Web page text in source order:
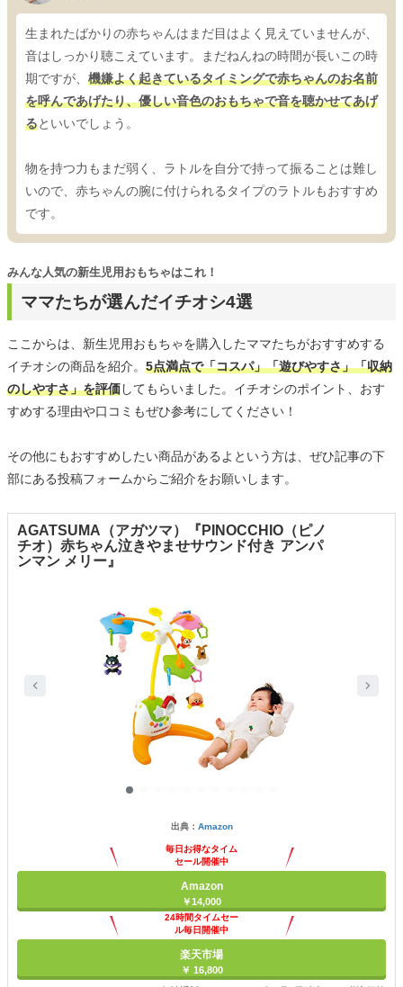
生まれたばかりの赤ちゃんはまだ目はよく見えていませんが、
音はしっかり聴こえています。まだねんねの時間が長いこの時
期ですが、 機嫌よく起きているタイミングで赤ちゃんのお名前
を呼んであげたり、優しい音色のおもちゃで音を聴かせてあげ
るといいでしょう。
物を持つ力もまだ弱く、ラトルを自分で持って振ることは難し
いので、赤ちゃんの腕に付けられるタイプのラトルもおすすめ
です。
ママたちが選んだイチオシ4選
みんな人気の新生児用おもちゃはこれ！
ここからは、新生児用おもちゃを購入したママたちがおすすめする
イチオシの商品を紹介。 5点満点で「コスパ」「遊びやすさ」「収納
のしやすさ」を評価してもらいました。イチオシのポイント、おす
すめする理由や口コミもぜひ参考にしてください！
その他にもおすすめしたい商品があるよという方は、ぜひ記事の下
部にある投稿フォームからご紹介をお願いします。
AGATSUMA（アガツマ）『PINOCCHIO（ピノ
チオ）赤ちゃん泣きやませサウンド付き アンパ
ンマン メリー』
出典： Amazon
毎日お得なタイム
セール開催中
Amazon
￥14,000
24時間タイムセー
ル毎日開催中
楽天市場
￥ 16,800